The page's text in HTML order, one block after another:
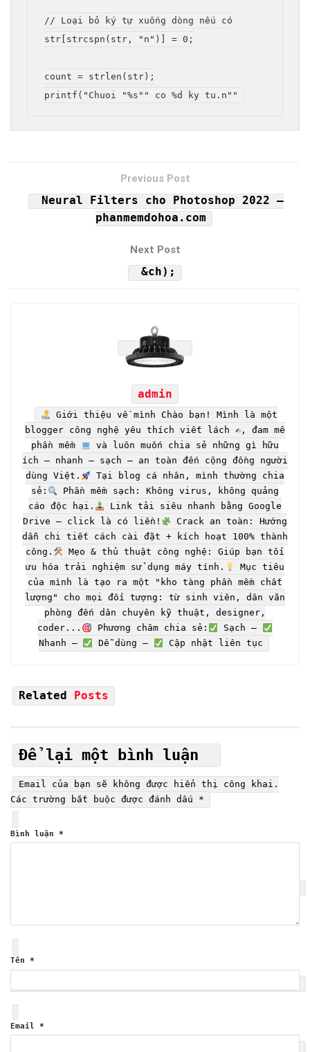
// Loại bỏ ký tự xuống dòng nếu có
str[strcspn(str, "n")] = 0;
count = strlen(str);
Neural Filters cho Photoshop 2022 –
phanmemdohoa.com
&ch);
admin
Giới thiệu về mình Chào bạn! Mình là một
blogger công nghệ yêu thích viết lách ✍ , đam mê
phần mềm
và luôn muốn chia sẻ những gì hữu
ích – nhanh – sạch – an toàn đến cộng đồng người
dùng Việt.
Tại blog cá nhân, mình thường chia
sẻ:
Phần mềm sạch: Không virus, không quảng
cáo độc hại.
Link tải siêu nhanh bằng Google
Drive – click là có liền!
Crack an toàn: Hướng
dẫn chi tiết cách cài đặt + kích hoạt 100% thành
công.
Mẹo & thủ thuật công nghệ: Giúp bạn tối
ưu hóa trải nghiệm sử dụng máy tính.
Mục tiêu
của mình là tạo ra một "kho tàng phần mềm chất
lượng" cho mọi đối tượng: từ sinh viên, dân văn
phòng đến dân chuyên kỹ thuật, designer,
coder...
Phương châm chia sẻ:
Sạch –
Nhanh –
Dễ dùng – Cập nhật liên tục
Related Posts
Để lại một bình luận
Email của bạn sẽ không được hiển thị công khai.
Các trường bắt buộc được đánh dấu *
Bình luận *
Tên *
Email *